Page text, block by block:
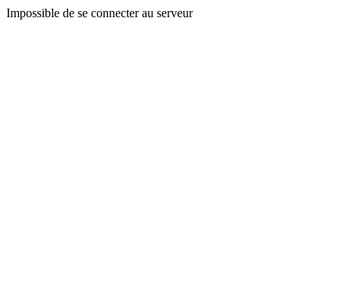
Impossible de se connecter au serveur